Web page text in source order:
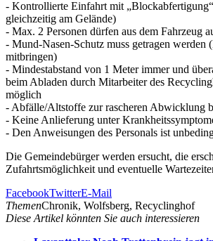
- Kontrollierte Einfahrt mit
gleichzeitig am Gelände)
- Max. 2 Personen dürfen aus dem Fahrzeug
- Mund-Nasen-Schutz muss getragen werden
mitbringen)
- Mindestabstand von 1 Meter immer und
beim Abladen durch Mitarbeiter des
möglich
- Abfälle/Altstoffe zur rascheren Abwicklung
- Keine Anlieferung unter
- Den Anweisungen des Personals ist
Die Gemeindebürger werden ersucht, die
Zufahrtsmöglichkeit und eventuelle
FacebookTwitterE-Mail
ThemenChronik, Wolfsberg, Recyclinghof
Diese Artikel könnten Sie auch interessieren